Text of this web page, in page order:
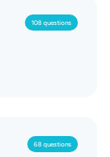
108 questions
68 questions